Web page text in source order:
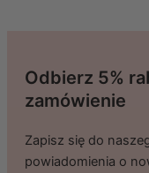
Odbierz 5%
zamówienie
Zapisz się do
powiadomienia o